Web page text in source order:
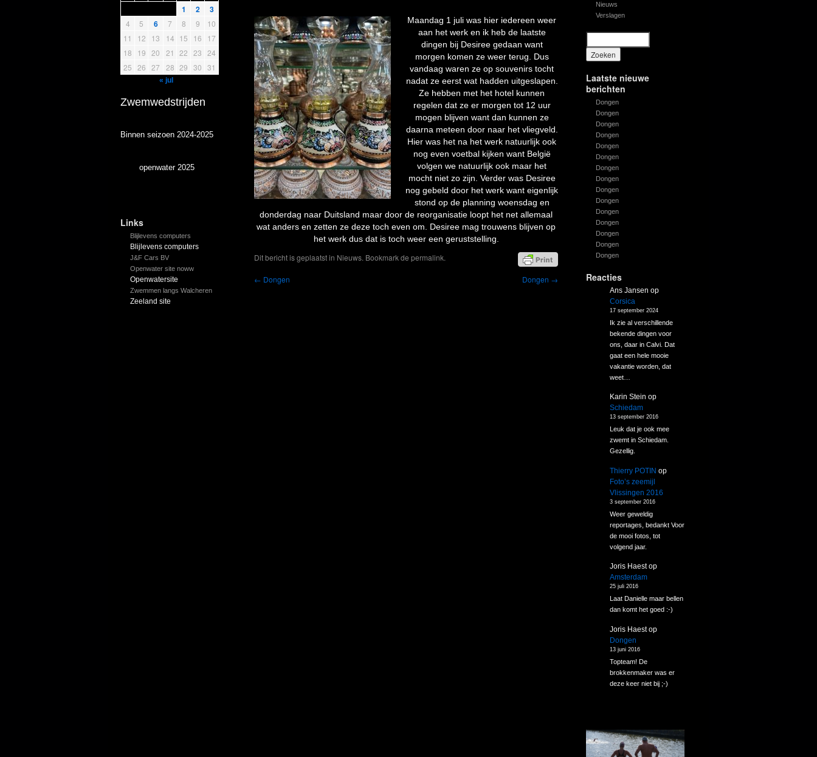
1 2 3
4 5 6 7 8 9
10
11
12 13 14 15 16
17
18
19 20 21 22 23 24
25 26 27 28 29 30 31
« jul
Zwemwedstrijden
Binnen seizoen 2024-2025
openwater 2025
Links
Blijlevens computers
Blijlevens computers
J&F Cars BV
Openwater site noww
Openwatersite
Zwemmen langs Walcheren
Zeeland site
Nieuws
Verslagen
Laatste nieuwe
berichten
Dongen
Dongen
Dongen
Dongen
Dongen
Dongen
Dongen
Dongen
Dongen
Dongen
Dongen
Dongen
Dongen
Dongen
Dongen
Reacties
Ans Jansen op
Corsica
17 september 2024
Ik zie al verschillende
bekende dingen voor
ons, daar in Calvi. Dat
gaat een hele mooie
vakantie worden, dat
weet…
Karin Stein op
Schiedam
13 september 2016
Leuk dat je ook mee
zwemt in Schiedam.
Gezellig.
Thierry POTIN op
Foto’s zeemijl
Vlissingen 2016
3 september 2016
Weer geweldig
reportages, bedankt Voor
de mooi fotos, tot
volgend jaar.
Joris Haestop
Amsterdam
25 juli 2016
Laat Danielle maar bellen
dan komt het goed :-)
Joris Haestop
Dongen
13 juni 2016
Topteam! De
brokkenmaker was er
deze keer niet bij ;-)
Maandag 1 juli was hier iedereen weer
aan het werk en ik heb de laatste
dingen bij Desiree gedaan want
morgen komen ze weer terug. Dus
vandaag waren ze op souvenirs tocht
nadat ze eerst wat hadden uitgeslapen.
Ze hebben met het hotel kunnen
regelen dat ze er morgen tot 12 uur
mogen blijven want dan kunnen ze
daarna meteen door naar het vliegveld.
Hier was het na het werk natuurlijk ook
nog even voetbal kijken want België
volgen we natuurlijk ook maar het
mocht niet zo zijn. Verder was Desiree
nog gebeld door het werk want eigenlijk
stond op de planning woensdag en
donderdag naar Duitsland maar door de reorganisatie loopt het net allemaal
wat anders en zetten ze deze toch even om. Desiree mag trouwens blijven op
het werk dus dat is toch weer een geruststelling.
Dit bericht is geplaatst in Nieuws. Bookmark de permalink.
← Dongen Dongen →